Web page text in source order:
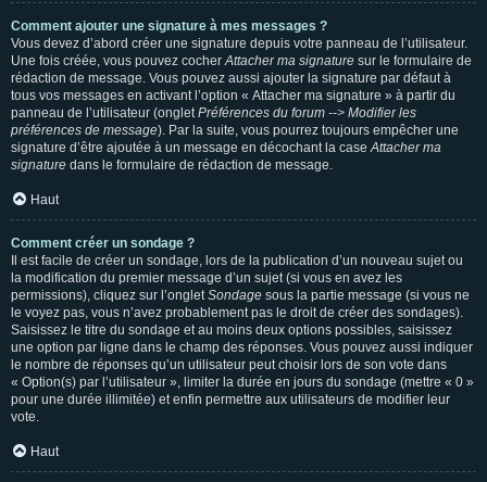
Comment ajouter une signature à mes messages ?
Vous devez d’abord créer une signature depuis votre panneau de l’utilisateur.
Une fois créée, vous pouvez cocherAttacher ma signature sur le formulaire de
rédaction de message. Vous pouvez aussi ajouter la signature par défaut à
tous vos messages en activant l’option « Attacher ma signature » à partir du
panneau de l’utilisateur (ongletPréférences du forum --> Modifier les
préférences de message). Par la suite, vous pourrez toujours empêcher une
signature d’être ajoutée à un message en décochant la caseAttacher ma
signature dans le formulaire de rédaction de message.
Haut
Comment créer un sondage ?
Il est facile de créer un sondage, lors de la publication d’un nouveau sujet ou
la modification du premier message d’un sujet (si vous en avez les
permissions), cliquez sur l’ongletSondage sous la partie message (si vous ne
le voyez pas, vous n’avez probablement pas le droit de créer des sondages).
Saisissez le titre du sondage et au moins deux options possibles, saisissez
une option par ligne dans le champ des réponses. Vous pouvez aussi indiquer
le nombre de réponses qu’un utilisateur peut choisir lors de son vote dans
« Option(s) par l’utilisateur », limiter la durée en jours du sondage (mettre « 0 »
pour une durée illimitée) et enfin permettre aux utilisateurs de modifier leur
vote.
Haut